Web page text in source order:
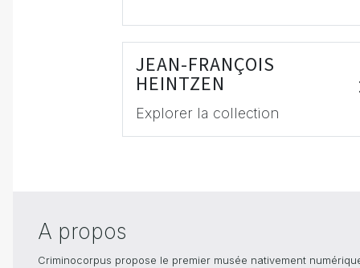
JEAN-FRANÇOIS
HEINTZEN
Explorer la collection
A propos
Criminocorpus propose le premier musée nativement